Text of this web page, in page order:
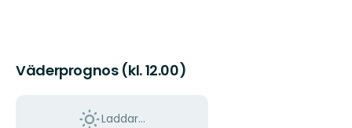
Väderprognos (kl. 12.00)
Laddar...